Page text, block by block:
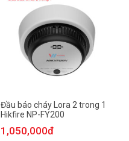
Đầu báo cháy Lora 2 trong 1
Hikfire NP-FY200
1,050,000đ